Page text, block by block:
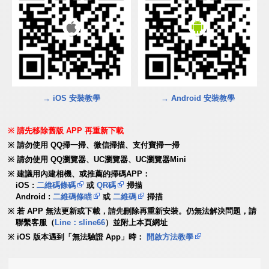
→ iOS 安裝教學 → Android 安裝教學
請先移除舊版 APP 再重新下載
請勿使用 QQ掃一掃、微信掃描、支付寶掃一掃
請勿使用 QQ瀏覽器、UC瀏覽器、UC瀏覽器Mini
建議用內建相機、或推薦的掃碼APP：
iOS :二維碼條碼 或QR碼
掃描
Android :二維碼條瞄 或二維碼
掃描
若 APP 無法更新或下載，請先刪除再重新安裝。仍無法解決問題，請
聯繫客服（ Line：sline66）並附上本頁網址
iOS 版本遇到「無法驗證 App」時：
開啟方法教學